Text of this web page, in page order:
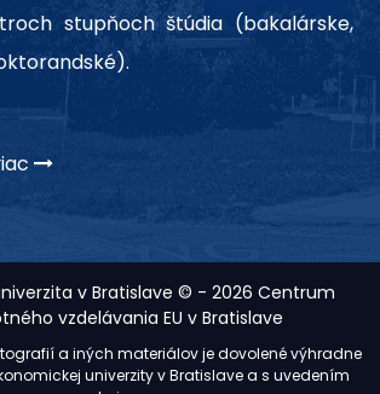
stupňoch štúdia (bakalárske,
v Bratislave © - 2026 Centrum
vzdelávania EU v Bratislave
a iných materiálov je dovolené výhradne
univerzity v Bratislave a s uvedením